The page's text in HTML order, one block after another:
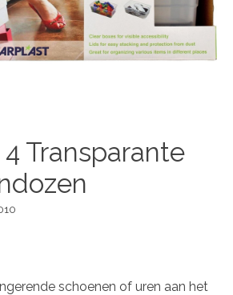
Transparante
schoenen of uren aan het